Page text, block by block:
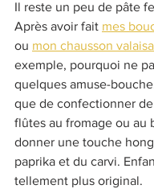
Il reste un peu de pâte
Après avoir fait mes
ou mon chausson
exemple, pourquoi ne
quelques amuse-
que de confectionner
flûtes au fromage ou au
donner une touche
paprika et du carvi.
tellement plus original.